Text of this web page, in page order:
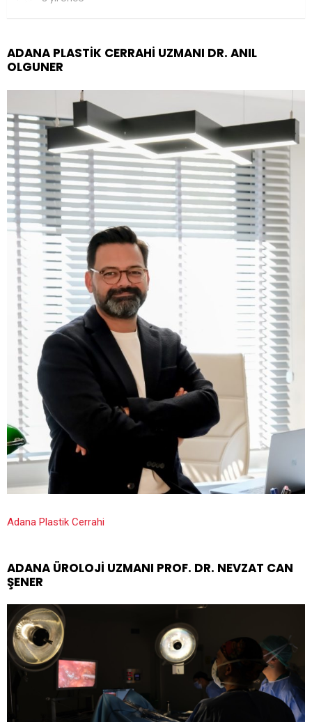
ADANA PLASTIK CERRAHI UZMANI DR. ANIL
OLGUNER
Adana Plastik Cerrahi
ADANA ÜROLOJI UZMANI PROF. DR. NEVZAT CAN
ŞENER